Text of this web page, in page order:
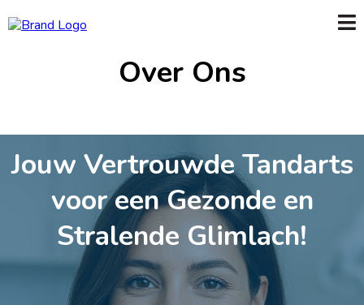
Over Ons
Jouw Vertrouwde Tandarts
voor een Gezonde en
Stralende Glimlach!